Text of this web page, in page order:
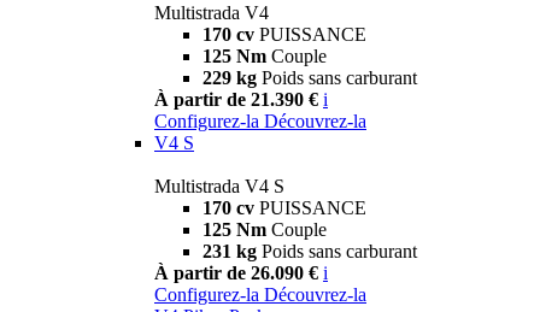
Multistrada V4
170 cv PUISSANCE
125 Nm Couple
229 kg Poids sans carburant
À partir de 21.390 € i
Configurez-la Découvrez-la
V4 S
Multistrada V4 S
170 cv PUISSANCE
125 Nm Couple
231 kg Poids sans carburant
À partir de 26.090 € i
Configurez-la Découvrez-la